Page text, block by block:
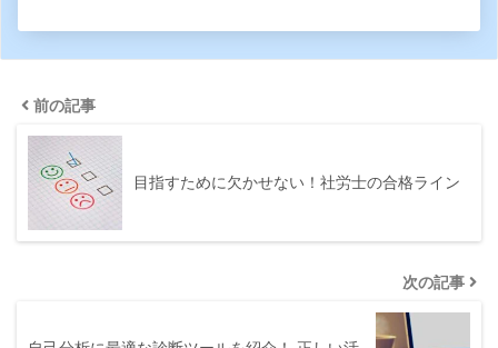
前の記事
目指すために欠かせない！社労士の合格ライン
次の記事